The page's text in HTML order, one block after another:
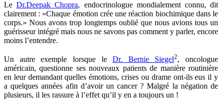
LeDr.Deepak Chopra, endocrinologue mondialement connu, dit
clairement : «Chaque émotion crée une réaction biochimique dans le
corps.» Nous avons trop longtemps oublié que nous avions tous un
guérisseur intégré mais nous ne savons pas comment y parler, encore
moins l’entendre.
Un autre exemple lorsque leDr. Bernie Siegel2, oncologue
américain, questionne ses nouveaux patients de manière routinière
en leur demandant quelles émotions, crises ou drame ont-ils eus il y
a quelques années afin d’avoir un cancer ? Malgré la négation de
plusieurs, il les rassure à l’effet qu’il y en a toujours un !